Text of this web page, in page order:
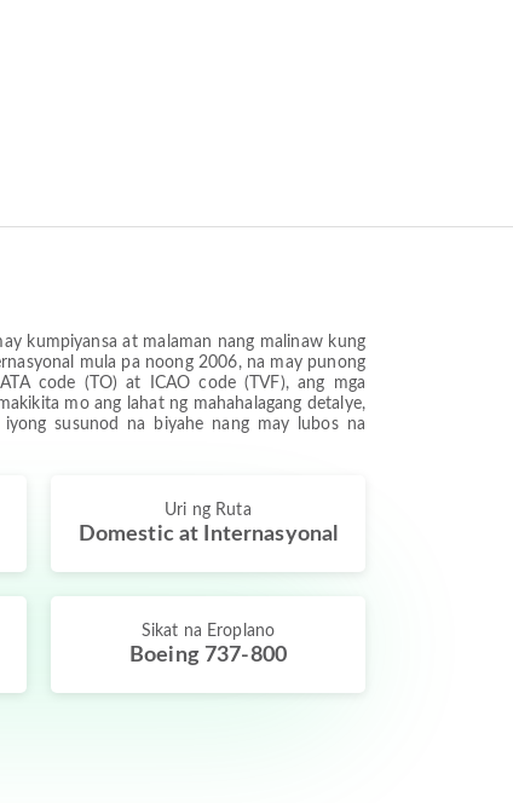
kumpiyansa at malaman nang malinaw kung
mula pa noong 2006, na may punong
code (TO) at ICAO code (TVF), ang mga
mo ang lahat ng mahahalagang detalye,
susunod na biyahe nang may lubos na
Uri ng Ruta
Domestic at Internasyonal
Sikat na Eroplano
Boeing 737-800